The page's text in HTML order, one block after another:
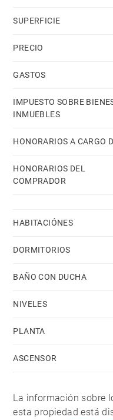
SUPERFICIE
PRECIO
GASTOS
IMPUESTO SOBRE
INMUEBLES
HONORARIOS A CARGO
HONORARIOS DEL
COMPRADOR
HABITACIÓNES
DORMITORIOS
BAÑO CON DUCHA
NIVELES
PLANTA
ASCENSOR
La información sobre
esta propiedad está